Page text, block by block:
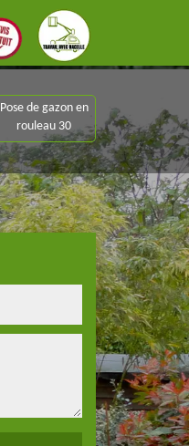
Pose de gazon en
rouleau 30